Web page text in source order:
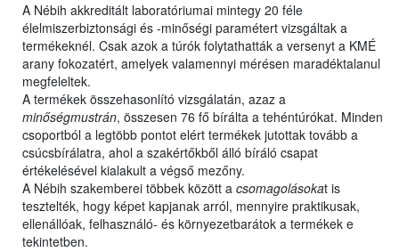
A Nébih akkreditált laboratóriumai mintegy 20 féle
élelmiszerbiztonsági és -minőségi paramétert vizsgáltak a
termékeknél. Csak azok a túrók folytathatták a versenyt a KMÉ
arany fokozatért, amelyek valamennyi mérésen maradéktalanul
megfeleltek.
A termékek összehasonlító vizsgálatán, azaz a
minőségmustrán, összesen 76 fő bírálta a tehéntúrókat. Minden
csoportból a legtöbb pontot elért termékek jutottak tovább a
csúcsbírálatra, ahol a szakértőkből álló bíráló csapat
értékelésével kialakult a végső mezőny.
A Nébih szakemberei többek között a csomagolásokat is
tesztelték, hogy képet kapjanak arról, mennyire praktikusak,
ellenállóak, felhasználó- és környezetbarátok a termékek e
tekintetben.